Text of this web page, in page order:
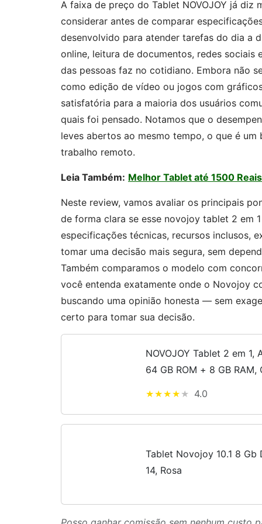
A faixa de preço do Tablet NOVOJOY já
considerar antes de comparar
desenvolvido para atender tarefas do dia a
online, leitura de documentos, redes
das pessoas faz no cotidiano. Embora não
como edição de vídeo ou jogos com
satisfatória para a maioria dos usuários
quais foi pensado. Notamos que o
leves abertos ao mesmo tempo, o que é
trabalho remoto.
Leia Também: Melhor Tablet até 1500 Reais
Neste review, vamos avaliar os principais
de forma clara se esse novojoy tablet 2 em
especificações técnicas, recursos inclusos,
tomar uma decisão mais segura, sem
Também comparamos o modelo com
você entenda exatamente onde o Novojoy
buscando uma opinião honesta — sem
certo para tomar sua decisão.
NOVOJOY Tablet 2 em 1,
64 GB ROM + 8 GB
4.0
Tablet Novojoy 10.1 8 Gb
14, Rosa